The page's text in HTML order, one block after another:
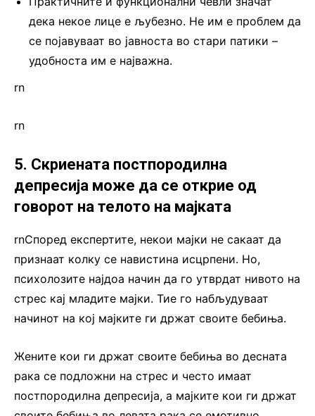
дека некое лице е љубезно. Не им е проблем да
се појавуваат во јавноста во стари патики –
удобноста им е најважна.
rn
rn
5. Скриената постпородилна
депресија може да се открие од
говорот на телото на мајката
rnСпоред експертите, некои мајки не сакаат да
признаат колку се навистина исцрпени. Но,
психолозите најдоа начин да го утврдат нивото на
стрес кај младите мајки. Тие го набљудуваат
начинот на кој мајките ги држат своите бебиња.
Жените кои ги држат своите бебиња во десната
рака се подложни на стрес и често имаат
постпородилна депресија, а мајките кои ги држат